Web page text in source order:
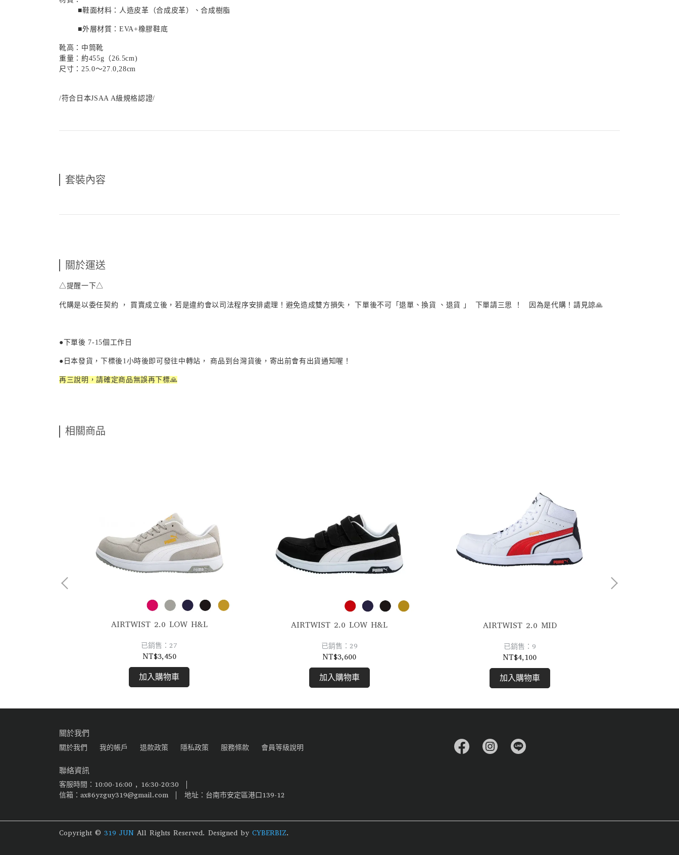
■鞋面材料：人造皮革（合成皮革）、合成樹脂
■外層材質：EVA+橡膠鞋底
靴高：中筒靴
重量： 約455g（26.5cm)
尺寸： 25.0〜27.0,28cm
/符合日本JSAA A級規格認證/
套裝內容
關於運送
△提醒一下△
代購是以委任契約 ， 買賣成立後，若是違約會以司法程序安排處理！避免造成雙方損失， 下單後不可「退單、換貨 、退貨 」 下單請三思 ！ 因為是代購！請見諒🙏
●下單後 7-15個工作日
●日本發貨，下標後1小時後即可發往中轉站， 商品到台灣貨後，寄出前會有出貨通知喔！
再三說明，請確定商品無誤再下標🙏
相關商品
AIRTWIST 2.0 LOW H&L
已銷售：27
NT$3,450
加入購物車
AIRTWIST 2.0 LOW H&L
已銷售：29
NT$3,600
加入購物車
AIRTWIST 2.0 MID
已銷售：9
NT$4,100
加入購物車
關於我們
關於我們 我的帳戶 退款政策 隱私政策 服務條款 會員等級說明
聯絡資訊
客服時間：10:00-16:00 , 16:30-20:30
信箱：ax86yzguy319@gmail.com
地址：台南市安定區港口139-12
Copyright © 319 JUN All Rights Reserved. Designed by CYBERBIZ.